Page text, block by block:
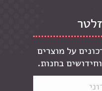
על מוצרים
בחנות.